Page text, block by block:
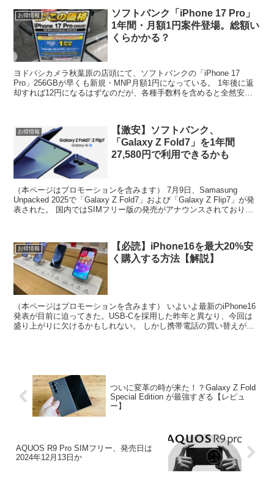
お得情報
ソフトバンク「iPhone 17 Pro」
1年間・月額1円案件登場。総額い
くらかかる？
ヨドバシカメラ秋葉原の店頭にて、ソフトバンクの「iPhone 17
Pro」256GBが早くも新規・MNP月額1円になっている。 1年後に返
却すれば12円になるはずなのだが、各種手数料を含めると全然安く
お得情報
【激安】ソフトバンク、
「Galaxy Z Fold7」を1年間
27,580円で利用できるかも
（本ページはプロモーションを含みます） 7月9日、Samasung
Unpacked 2025で「Galaxy Z Fold7」および「Galaxy Z Flip7」が発
表された。 国内ではSIMフリー版の発売がアナウンスされており、8
お得情報
【必読】iPhone16を最大20%安
く購入する方法【解説】
（本ページはプロモーションを含みます） いよいよ最新のiPhone16
発表が目前に迫ってきた。USB-Cを採用した昨年と異なり、今回は
盛り上がりに欠けるかもしれない。 しかし携帯電話の買い替えが一
ついに変革の時が来た！？Galaxy Z Fold
Special Edition が最強すぎる【レビュ
ー】
AQUOS R9 Pro SIMフリー、発売日は
2024年12月13日か